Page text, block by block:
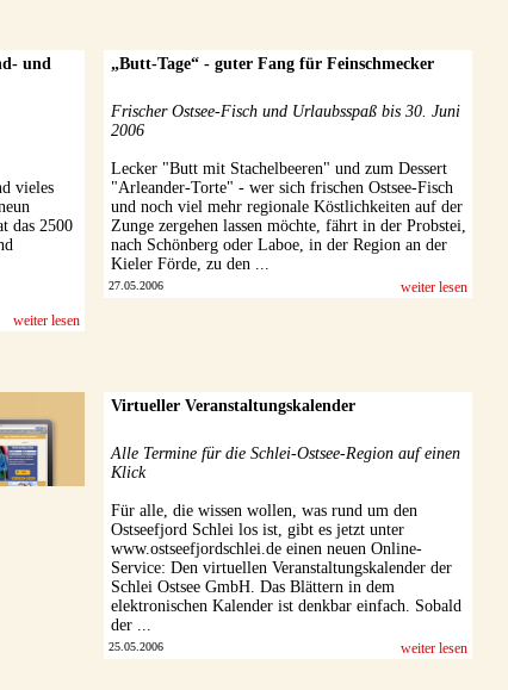
und
vieles
das 2500
weiter lesen
„Butt-Tage“ - guter Fang für Feinschmecker
Frischer Ostsee-Fisch und Urlaubsspaß bis 30. Juni
2006
Lecker "Butt mit Stachelbeeren" und zum Dessert
"Arleander-Torte" - wer sich frischen Ostsee-Fisch
und noch viel mehr regionale Köstlichkeiten auf der
Zunge zergehen lassen möchte, fährt in der Probstei,
nach Schönberg oder Laboe, in der Region an der
Kieler Förde, zu den ...
27.05.2006 weiter lesen
Virtueller Veranstaltungskalender
Alle Termine für die Schlei-Ostsee-Region auf einen
Klick
Für alle, die wissen wollen, was rund um den
Ostseefjord Schlei los ist, gibt es jetzt unter
www.ostseefjordschlei.de einen neuen Online-
Service: Den virtuellen Veranstaltungskalender der
Schlei Ostsee GmbH. Das Blättern in dem
elektronischen Kalender ist denkbar einfach. Sobald
der ...
25.05.2006 weiter lesen